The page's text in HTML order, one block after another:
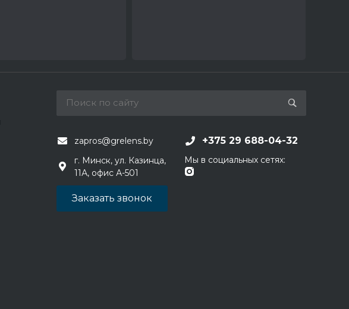
zapros@grelens.by +375 29 688-04-32
г. Минск, ул. Казинца,
11А, офис А-501
Мы в социальных сетях:
Заказать звонок